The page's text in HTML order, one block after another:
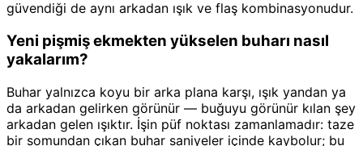
güvendiği de aynı arkadan ışık ve flaş kombinasyonudur.
Yeni pişmiş ekmekten yükselen buharı nasıl
yakalarım?
Buhar yalnızca koyu bir arka plana karşı, ışık yandan ya
da arkadan gelirken görünür — buğuyu görünür kılan şey
arkadan gelen ışıktır. İşin püf noktası zamanlamadır: taze
bir somundan çıkan buhar saniyeler içinde kaybolur; bu